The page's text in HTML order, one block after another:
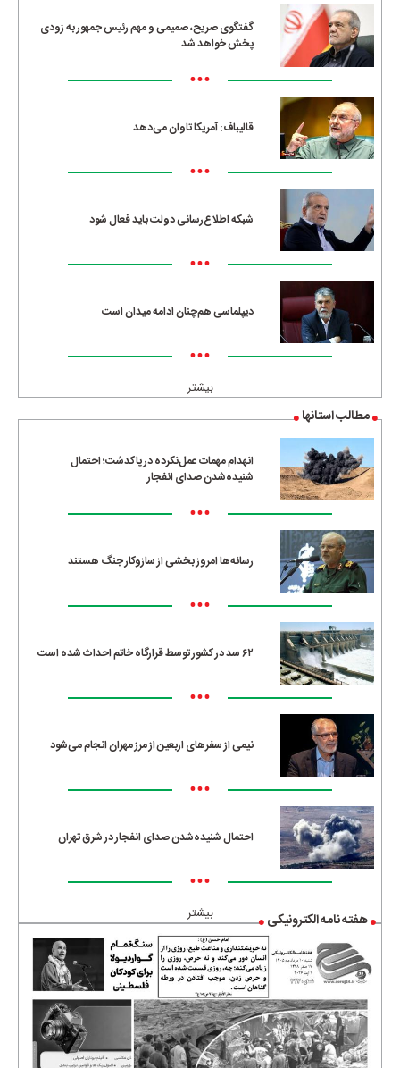
گفتگوی صریح، صمیمی و مهم رئیس جمهور به زودی
پخش خواهد شد
•••
قالیباف: آمریکا تاوان می‌دهد
•••
شبکه اطلاع‌رسانی دولت باید فعال شود
•••
دیپلماسی هم‌چنان ادامه میدان است
•••
بیشتر
مطالب استانها
انهدام مهمات عمل‌نکرده در پاکدشت؛ احتمال
شنیده‌شدن صدای انفجار
•••
رسانه‌ها امروز بخشی از سازوکار جنگ هستند
•••
۶۲ سد در کشور توسط قرارگاه خاتم احداث شده است
•••
نیمی از سفرهای اربعین از مرز مهران انجام می‌شود
•••
احتمال شنیده‌شدن صدای انفجار در شرق تهران
•••
بیشتر هفته نامه الکترونیکی